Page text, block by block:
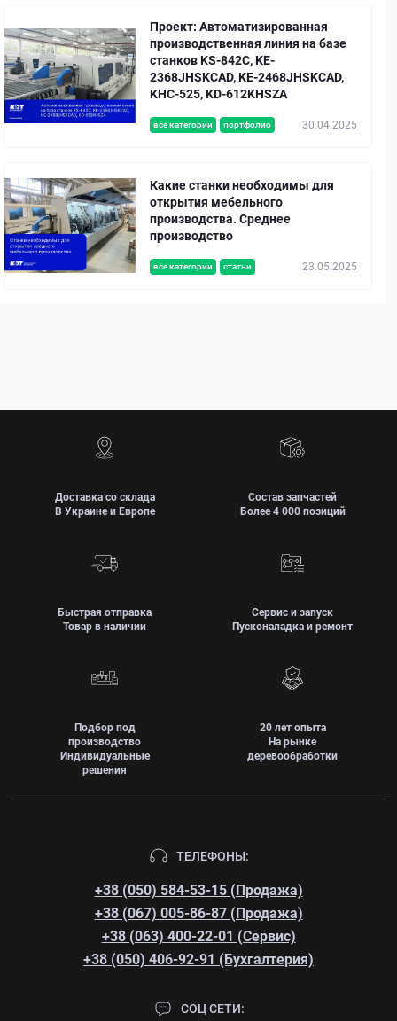
все категории портфолио 30.04.2025
Проект: Автоматизированная
производственная линия на базе
станков KS-842C, KE-
2368JHSKCAD, KE-2468JHSKCAD,
KHC-525, KD-612KHSZA
все категории статьи 23.05.2025
Какие станки необходимы для
открытия мебельного
производства. Среднее
производство
Доставка со склада
В Украине и Европе
Состав запчастей
Более 4 000 позиций
Быстрая отправка
Товар в наличии
Сервис и запуск
Пусконаладка и ремонт
Подбор под
производство
Индивидуальные
решения
20 лет опыта
На рынке
деревообработки
ТЕЛЕФОНЫ:
+38 (050) 584-53-15 (Продажа)
+38 (067) 005-86-87 (Продажа)
+38 (063) 400-22-01 (Сервис)
+38 (050) 406-92-91 (Бухгалтерия)
СОЦ СЕТИ: